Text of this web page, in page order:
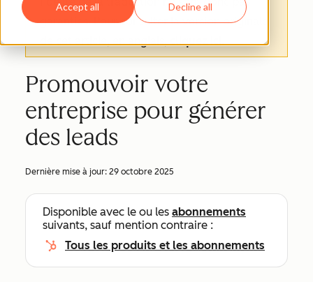
Accept all Decline all
garanties.Pour consulter la version originale
de cet article, en anglais,cliquez ici.
Promouvoir votre
entreprise pour générer
des leads
Dernière mise à jour: 29 octobre 2025
Disponible avec le ou les abonnements
suivants, sauf mention contraire :
Tous les produits et les abonnements